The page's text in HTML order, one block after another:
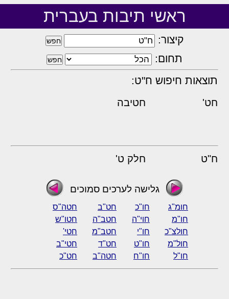
ראשי תיבות בעברית
קיצור:
תחום:
תוצאות חיפוש ח"ט:
חט' חטיבה
ח"ט חלק ט'
גלישה לערכים סמוכים
חומ"ג חו"כ חט"ב
חטה"ס
חו"מ
חוי"ה חטב"ה
חטו"ש
חולצ"כ
חו"י חטב"מ
חטי'
חול"מ
חו"ט חט"ד
חטי"ב
חו"ל
חו"ח חטה"ב חט"כ